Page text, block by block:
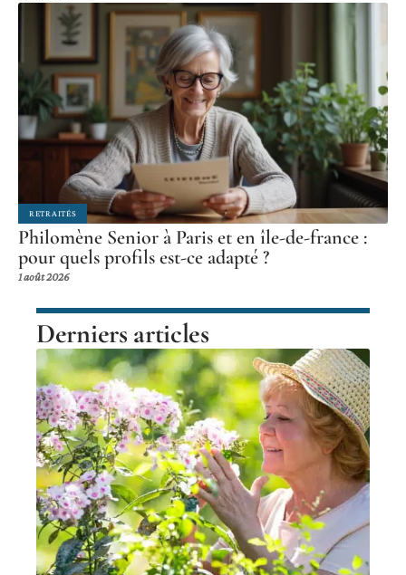
RETRAITÉS
Philomène Senior à Paris et en île-de-france :
pour quels profils est-ce adapté ?
1 août 2026
Derniers articles